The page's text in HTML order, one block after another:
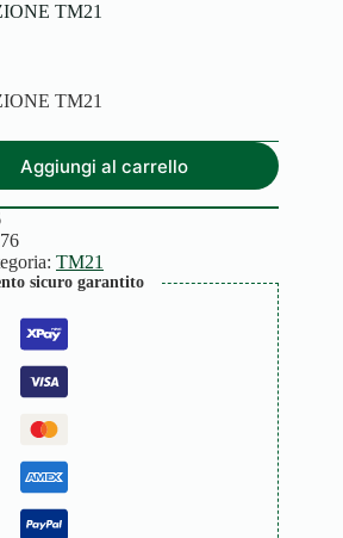
TM21
TM21
Aggiungi al carrello
TM21
sicuro garantito